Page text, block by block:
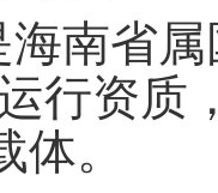
南省属
行资质
。